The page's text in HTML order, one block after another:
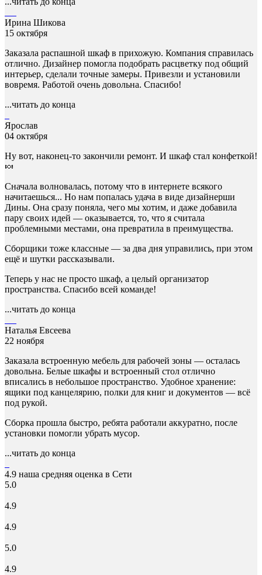
Ирина Шикова
15 октября
Заказала распашной шкаф в прихожую. Компания справилась
отлично. Дизайнер помогла подобрать расцветку под общий
интерьер, сделали точные замеры. Привезли и установили
вовремя. Работой очень довольна. Спасибо!
...читать до конца
Ярослав
04 октября
Ну вот, наконец-то закончили ремонт. И шкаф стал конфеткой!
🍬
Сначала волновалась, потому что в интернете всякого
начитаешься... Но нам попалась удача в виде дизайнерши
Дины. Она сразу поняла, чего мы хотим, и даже добавила
пару своих идей — оказывается, то, что я считала
проблемными местами, она превратила в преимущества.
Сборщики тоже классные — за два дня управились, при этом
ещё и шутки рассказывали.
Теперь у нас не просто шкаф, а целый организатор
пространства. Спасибо всей команде!
...читать до конца
Наталья Евсеева
22 ноября
Заказала встроенную мебель для рабочей зоны — осталась
довольна. Белые шкафы и встроенный стол отлично
вписались в небольшое пространство. Удобное хранение:
ящики под канцелярию, полки для книг и документов — всё
под рукой.
Сборка прошла быстро, ребята работали аккуратно, после
установки помогли убрать мусор.
...читать до конца
4.9 наша средняя оценка в Сети
5.0
4.9
4.9
5.0
4.9